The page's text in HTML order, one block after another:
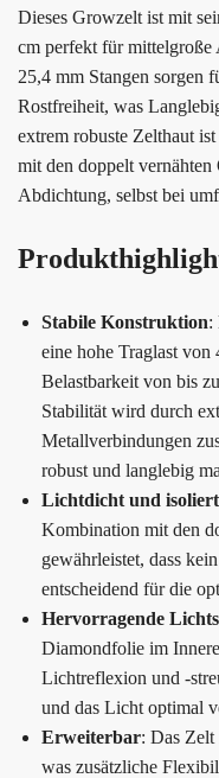
Dieses Growzelt ist mit
cm perfekt für mittelgroße
25,4 mm Stangen sorgen
Rostfreiheit, was
extrem robuste Zelthaut
mit den doppelt
Abdichtung, selbst bei
Stabile Konstruktion:
eine hohe Traglast von
Belastbarkeit von bis
Stabilität wird durch
Metallverbindungen
robust und langlebig
Lichtdicht und isoliert
Kombination mit den
gewährleistet, dass
entscheidend für die
Hervorragende
Diamondfolie im
Lichtreflexion und -
und das Licht optimal
Erweiterbar: Das Zelt
was zusätzliche